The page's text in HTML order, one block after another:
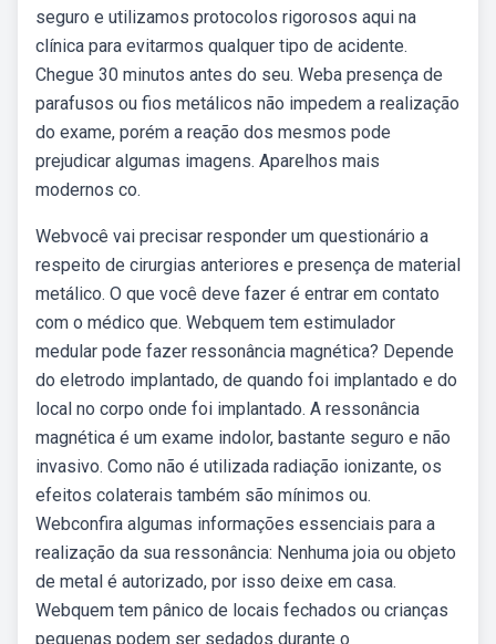
seguro e utilizamos protocolos rigorosos aqui na
clínica para evitarmos qualquer tipo de acidente.
Chegue 30 minutos antes do seu. Weba presença de
parafusos ou fios metálicos não impedem a realização
do exame, porém a reação dos mesmos pode
prejudicar algumas imagens. Aparelhos mais
modernos co.
Webvocê vai precisar responder um questionário a
respeito de cirurgias anteriores e presença de material
metálico. O que você deve fazer é entrar em contato
com o médico que. Webquem tem estimulador
medular pode fazer ressonância magnética? Depende
do eletrodo implantado, de quando foi implantado e do
local no corpo onde foi implantado. A ressonância
magnética é um exame indolor, bastante seguro e não
invasivo. Como não é utilizada radiação ionizante, os
efeitos colaterais também são mínimos ou.
Webconfira algumas informações essenciais para a
realização da sua ressonância: Nenhuma joia ou objeto
de metal é autorizado, por isso deixe em casa.
Webquem tem pânico de locais fechados ou crianças
pequenas podem ser sedados durante o